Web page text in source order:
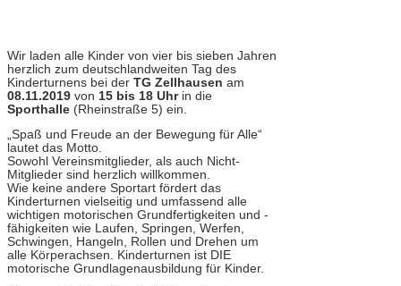
Wir laden alle Kinder von vier bis sieben Jahren
herzlich zum deutschlandweiten Tag des
Kinderturnens bei der TG Zellhausen am
08.11.2019 von 15 bis 18 Uhr in die
Sporthalle (Rheinstraße 5) ein.
„Spaß und Freude an der Bewegung für Alle“
lautet das Motto.
Sowohl Vereinsmitglieder, als auch Nicht-
Mitglieder sind herzlich willkommen.
Wie keine andere Sportart fördert das
Kinderturnen vielseitig und umfassend alle
wichtigen motorischen Grundfertigkeiten und -
fähigkeiten wie Laufen, Springen, Werfen,
Schwingen, Hangeln, Rollen und Drehen um
alle Körperachsen. Kinderturnen ist DIE
motorische Grundlagenausbildung für Kinder.